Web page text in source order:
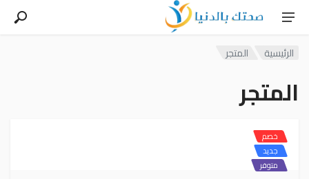
الرئيسية المتجر
المتجر
خصم
جديد
متوفر